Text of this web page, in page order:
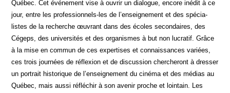
Qué­bec. Cet évé­ne­ment vise à ouvrir un dia­logue, encore inédit à ce
jour, entre les pro­fes­sion­nels-les de l’enseignement et des spé­cia­
listes de la recherche œuvrant dans des écoles secon­daires, des
Cégeps, des uni­ver­si­tés et des orga­nismes à but non lucra­tif. Grâce
à la mise en com­mun de ces exper­tises et connais­sances variées,
ces trois jour­nées de réflexion et de dis­cus­sion cher­che­ront à dres­ser
un por­trait his­to­rique de l’enseignement du ciné­ma et des médias au
Qué­bec, mais aus­si réflé­chir à son ave­nir proche et loin­tain. Les